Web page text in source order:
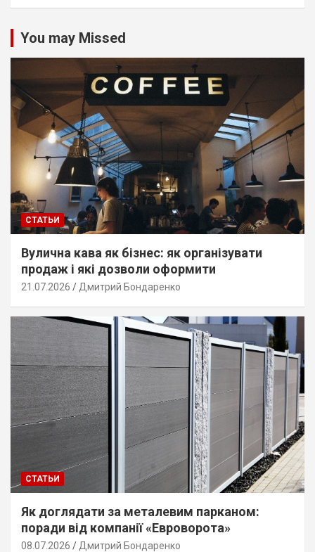
You may Missed
СТАТЬИ
Вулична кава як бізнес: як організувати
продаж і які дозволи оформити
21.07.2026 Дмитрий Бондаренко
СТАТЬИ
Як доглядати за металевим парканом:
поради від компанії «Евроворота»
08.07.2026 Дмитрий Бондаренко